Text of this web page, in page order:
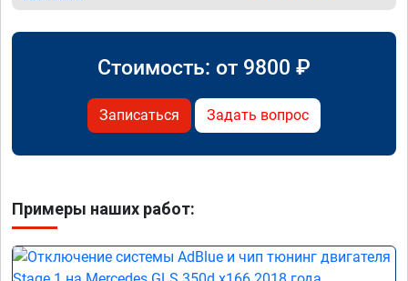
Стоимость: от 9800 ₽
Записаться Задать вопрос
Примеры наших работ: